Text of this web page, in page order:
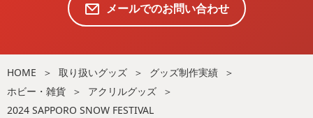
メールでのお問い合わせ
HOME 取り扱いグッズ
グッズ制作実績
ホビー・雑貨
アクリルグッズ
2024 SAPPORO SNOW FESTIVAL